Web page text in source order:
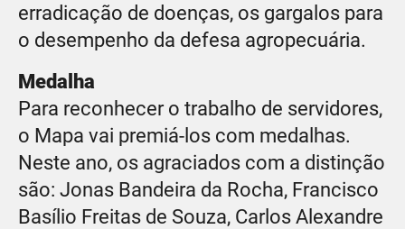
erradicação de doenças, os gargalos para
o desempenho da defesa agropecuária.
Medalha
Para reconhecer o trabalho de servidores,
o Mapa vai premiá-los com medalhas.
Neste ano, os agraciados com a distinção
são: Jonas Bandeira da Rocha, Francisco
Basílio Freitas de Souza, Carlos Alexandre